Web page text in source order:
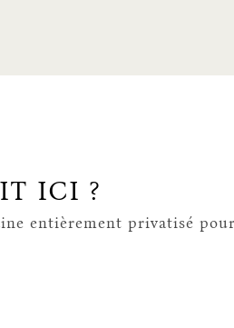
ICI ?
entièrement privatisé